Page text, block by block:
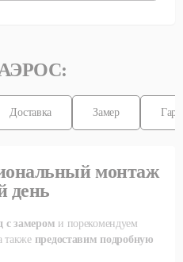
АЭРОС:
Доставка Замер
монтаж
день
с замером и порекомендуем
также предоставим подробную